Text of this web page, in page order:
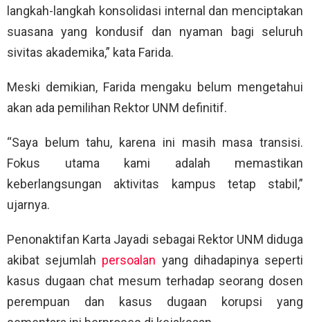
langkah-langkah konsolidasi internal dan menciptakan
suasana yang kondusif dan nyaman bagi seluruh
sivitas akademika,” kata Farida.
Meski demikian, Farida mengaku belum mengetahui
akan ada pemilihan Rektor UNM definitif.
“Saya belum tahu, karena ini masih masa transisi.
Fokus utama kami adalah memastikan
keberlangsungan aktivitas kampus tetap stabil,”
ujarnya.
Penonaktifan Karta Jayadi sebagai Rektor UNM diduga
akibat sejumlah persoalan yang dihadapinya seperti
kasus dugaan chat mesum terhadap seorang dosen
perempuan dan kasus dugaan korupsi yang